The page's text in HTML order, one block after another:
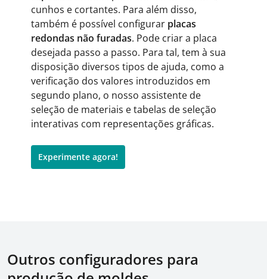
cunhos e cortantes. Para além disso,
também é possível configurar placas
redondas não furadas. Pode criar a placa
desejada passo a passo. Para tal, tem à sua
disposição diversos tipos de ajuda, como a
verificação dos valores introduzidos em
segundo plano, o nosso assistente de
seleção de materiais e tabelas de seleção
interativas com representações gráficas.
Experimente agora!
Outros configuradores para